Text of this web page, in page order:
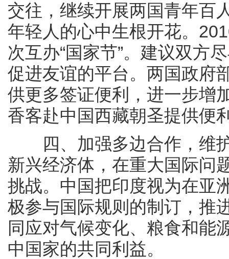
交往，继续开展两国青年百
年轻人的心中生根开花。
次互办“国家节”。建议双方
促进友谊的平台。两国政府
供更多签证便利，进一步增
香客赴中国西藏朝圣提供便
四、加强多边合作，维护
新兴经济体，在重大国际问
挑战。中国把印度视为在亚
极参与国际规则的制订，推
同应对气候变化、粮食和能
中国家的共同利益。